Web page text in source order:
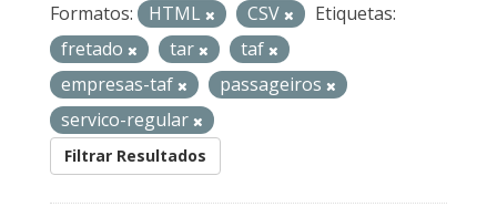
Formatos:
HTML CSV
Etiquetas:
fretado
tar
taf
empresas-taf
passageiros
servico-regular
Filtrar Resultados